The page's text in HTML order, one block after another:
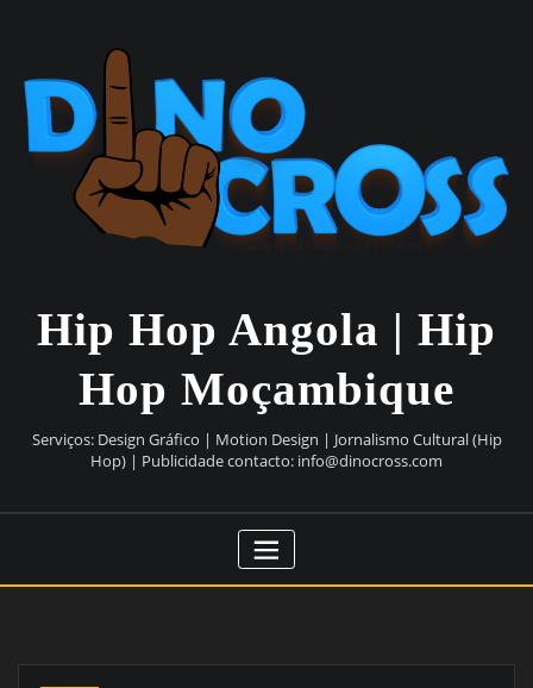
Hip Hop Angola | Hip
Hop Moçambique
Serviços: Design Gráfico | Motion Design | Jornalismo Cultural (Hip
Hop) | Publicidade contacto: info@dinocross.com